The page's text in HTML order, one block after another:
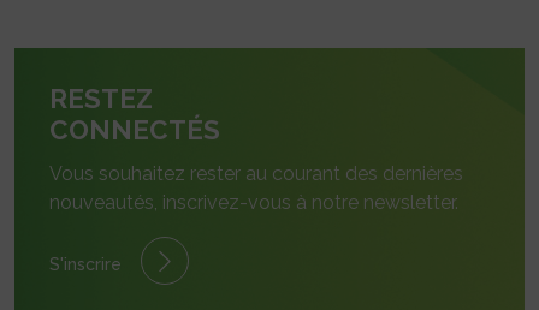
RESTEZ
CONNECTÉS
Vous souhaitez rester au courant des dernières
nouveautés, inscrivez-vous à notre newsletter.
S'inscrire